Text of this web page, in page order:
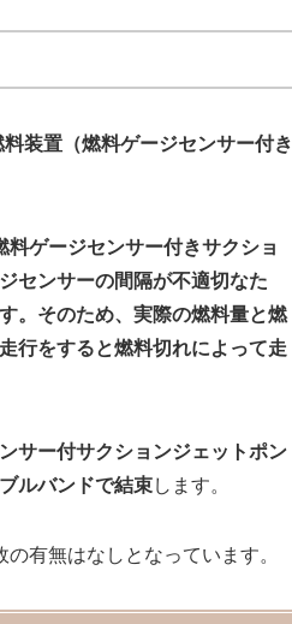
料装置（燃料ゲージセンサー付き
ゲージセンサー付きサクショ
センサーの間隔が不適切なた
。そのため、実際の燃料量と燃
行をすると燃料切れによって走
サー付サクションジェットポン
ルバンドで結束します。
有無はなしとなっています。